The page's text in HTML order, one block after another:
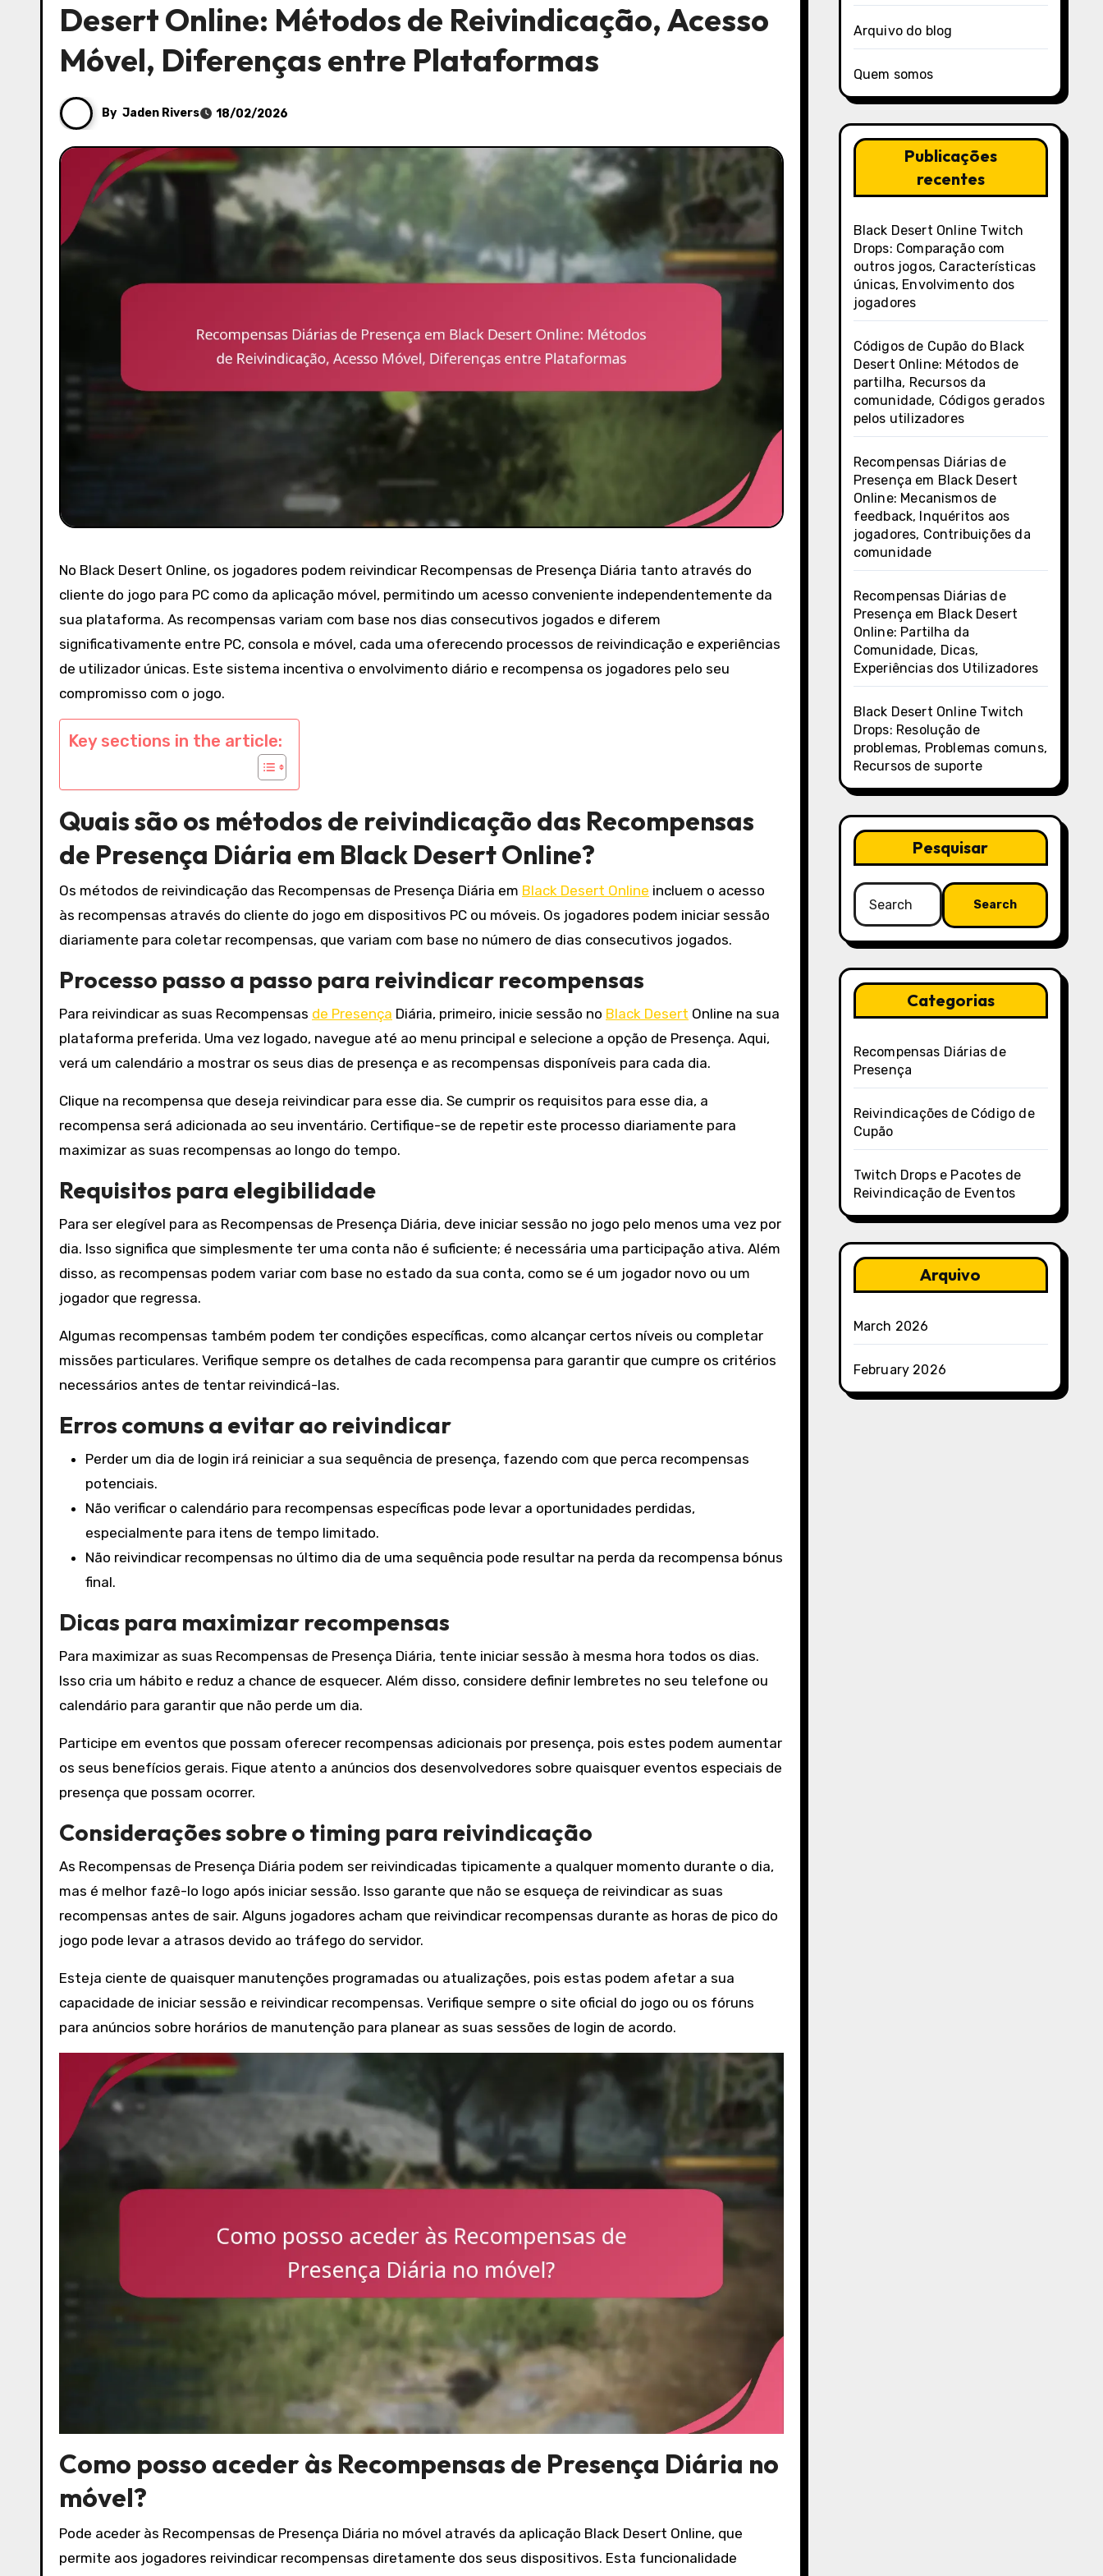
Desert Online: Métodos de Reivindicação, Acesso
Móvel, Diferenças entre Plataformas
By Jaden Rivers 18/02/2026
No Black Desert Online, os jogadores podem reivindicar Recompensas de Presença Diária tanto através do
cliente do jogo para PC como da aplicação móvel, permitindo um acesso conveniente independentemente da
sua plataforma. As recompensas variam com base nos dias consecutivos jogados e diferem
significativamente entre PC, consola e móvel, cada uma oferecendo processos de reivindicação e experiências
de utilizador únicas. Este sistema incentiva o envolvimento diário e recompensa os jogadores pelo seu
compromisso com o jogo.
Key sections in the article:
Quais são os métodos de reivindicação das Recompensas
de Presença Diária em Black Desert Online?
Os métodos de reivindicação das Recompensas de Presença Diária em Black Desert Online incluem o acesso
às recompensas através do cliente do jogo em dispositivos PC ou móveis. Os jogadores podem iniciar sessão
diariamente para coletar recompensas, que variam com base no número de dias consecutivos jogados.
Processo passo a passo para reivindicar recompensas
Para reivindicar as suas Recompensas de Presença Diária, primeiro, inicie sessão no Black Desert Online na sua
plataforma preferida. Uma vez logado, navegue até ao menu principal e selecione a opção de Presença. Aqui,
verá um calendário a mostrar os seus dias de presença e as recompensas disponíveis para cada dia.
Clique na recompensa que deseja reivindicar para esse dia. Se cumprir os requisitos para esse dia, a
recompensa será adicionada ao seu inventário. Certifique-se de repetir este processo diariamente para
maximizar as suas recompensas ao longo do tempo.
Requisitos para elegibilidade
Para ser elegível para as Recompensas de Presença Diária, deve iniciar sessão no jogo pelo menos uma vez por
dia. Isso significa que simplesmente ter uma conta não é suficiente; é necessária uma participação ativa. Além
disso, as recompensas podem variar com base no estado da sua conta, como se é um jogador novo ou um
jogador que regressa.
Algumas recompensas também podem ter condições específicas, como alcançar certos níveis ou completar
missões particulares. Verifique sempre os detalhes de cada recompensa para garantir que cumpre os critérios
necessários antes de tentar reivindicá-las.
Erros comuns a evitar ao reivindicar
Perder um dia de login irá reiniciar a sua sequência de presença, fazendo com que perca recompensas
potenciais.
Não verificar o calendário para recompensas específicas pode levar a oportunidades perdidas,
especialmente para itens de tempo limitado.
Não reivindicar recompensas no último dia de uma sequência pode resultar na perda da recompensa bónus
final.
Dicas para maximizar recompensas
Para maximizar as suas Recompensas de Presença Diária, tente iniciar sessão à mesma hora todos os dias.
Isso cria um hábito e reduz a chance de esquecer. Além disso, considere definir lembretes no seu telefone ou
calendário para garantir que não perde um dia.
Participe em eventos que possam oferecer recompensas adicionais por presença, pois estes podem aumentar
os seus benefícios gerais. Fique atento a anúncios dos desenvolvedores sobre quaisquer eventos especiais de
presença que possam ocorrer.
Considerações sobre o timing para reivindicação
As Recompensas de Presença Diária podem ser reivindicadas tipicamente a qualquer momento durante o dia,
mas é melhor fazê-lo logo após iniciar sessão. Isso garante que não se esqueça de reivindicar as suas
recompensas antes de sair. Alguns jogadores acham que reivindicar recompensas durante as horas de pico do
jogo pode levar a atrasos devido ao tráfego do servidor.
Esteja ciente de quaisquer manutenções programadas ou atualizações, pois estas podem afetar a sua
capacidade de iniciar sessão e reivindicar recompensas. Verifique sempre o site oficial do jogo ou os fóruns
para anúncios sobre horários de manutenção para planear as suas sessões de login de acordo.
Como posso aceder às Recompensas de Presença Diária no
móvel?
Pode aceder às Recompensas de Presença Diária no móvel através da aplicação Black Desert Online, que
permite aos jogadores reivindicar recompensas diretamente dos seus dispositivos. Esta funcionalidade
Arquivo do blog
Quem somos
Publicações
recentes
Black Desert Online Twitch
Drops: Comparação com
outros jogos, Características
únicas, Envolvimento dos
jogadores
Códigos de Cupão do Black
Desert Online: Métodos de
partilha, Recursos da
comunidade, Códigos gerados
pelos utilizadores
Recompensas Diárias de
Presença em Black Desert
Online: Mecanismos de
feedback, Inquéritos aos
jogadores, Contribuições da
comunidade
Recompensas Diárias de
Presença em Black Desert
Online: Partilha da
Comunidade, Dicas,
Experiências dos Utilizadores
Black Desert Online Twitch
Drops: Resolução de
problemas, Problemas comuns,
Recursos de suporte
Pesquisar
Search
for:
Categorias
Recompensas Diárias de
Presença
Reivindicações de Código de
Cupão
Twitch Drops e Pacotes de
Reivindicação de Eventos
Arquivo
March 2026
February 2026